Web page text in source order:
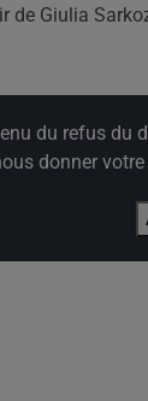
de Giulia
du refus du
donner